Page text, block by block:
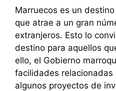
Marruecos es un
que atrae a un gran
extranjeros. Esto lo
destino para aquellos
ello, el Gobierno
facilidades relacionadas
algunos proyectos de